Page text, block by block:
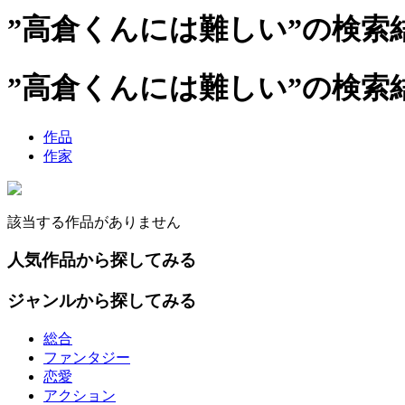
”高倉くんには難しい”の検索
”高倉くんには難しい”の検索
作品
作家
該当する作品がありません
人気作品から探してみる
ジャンルから探してみる
総合
ファンタジー
恋愛
アクション